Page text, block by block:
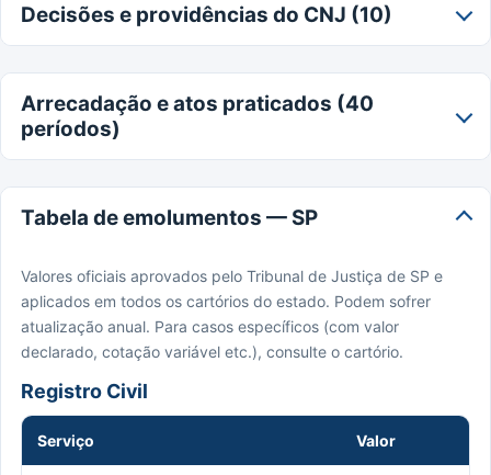
Decisões e providências do CNJ (10)
Arrecadação e atos praticados (40
períodos)
Tabela de emolumentos — SP
Valores oficiais aprovados pelo Tribunal de Justiça de SP e
aplicados em todos os cartórios do estado. Podem sofrer
atualização anual. Para casos específicos (com valor
declarado, cotação variável etc.), consulte o cartório.
Registro Civil
Serviço Valor